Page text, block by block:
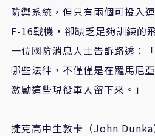
防禦系統，但只有兩個可投入
F-16戰機，卻缺乏足夠訓練的
一位國防消息人士告訴路透：
哪些法律，不僅僅是在羅馬尼
激勵這些現役軍人留下來。」
捷克高中生敦卡（John